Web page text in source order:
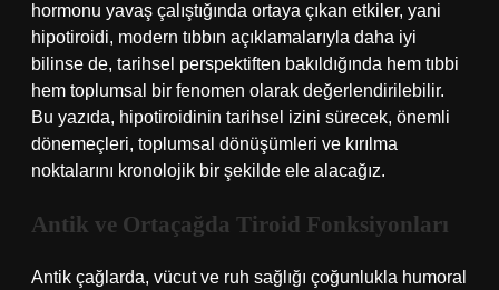
hormonu yavaş çalıştığında ortaya çıkan etkiler, yani
hipotiroidi, modern tıbbın açıklamalarıyla daha iyi
bilinse de, tarihsel perspektiften bakıldığında hem tıbbi
hem toplumsal bir fenomen olarak değerlendirilebilir.
Bu yazıda, hipotiroidinin tarihsel izini sürecek, önemli
dönemeçleri, toplumsal dönüşümleri ve kırılma
noktalarını kronolojik bir şekilde ele alacağız.
Antik ve Ortaçağda Tiroid Fonksiyonları
Antik çağlarda, vücut ve ruh sağlığı çoğunlukla humoral